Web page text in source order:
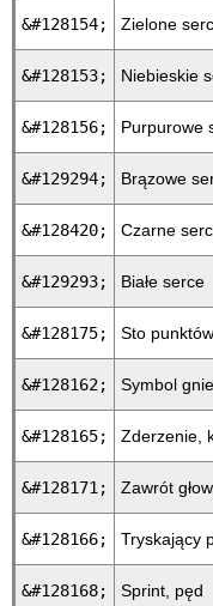
&#128154; Zielone
&#128153; Niebieskie
&#128156; Purpurowe
&#129294; Brązowe
&#128420; Czarne
&#129293; Białe serce
&#128175; Sto punktów
&#128162; Symbol
&#128165; Zderzenie,
&#128171; Zawrót
&#128166; Tryskający
&#128168; Sprint, pęd